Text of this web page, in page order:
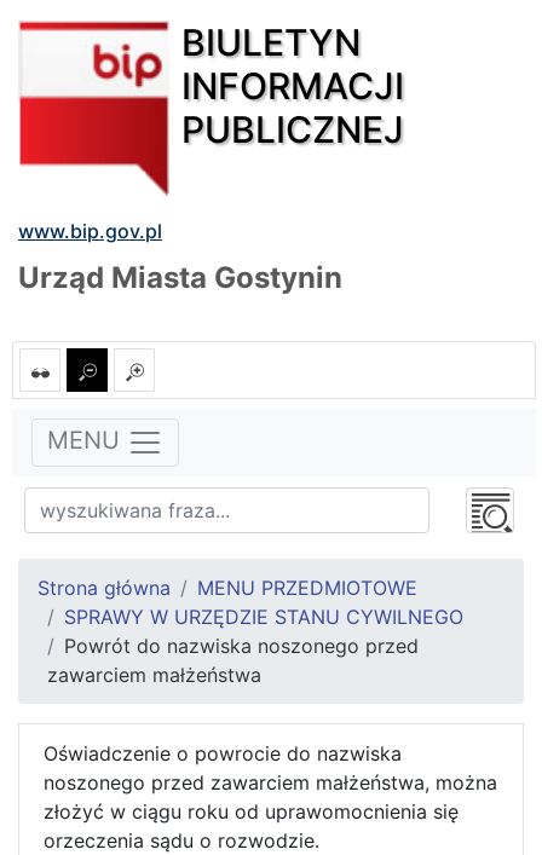
BIULETYN
INFORMACJI
PUBLICZNEJ
www.bip.gov.pl
Urząd Miasta Gostynin
MENU
Strona główna
MENU PRZEDMIOTOWE
SPRAWY W URZĘDZIE STANU CYWILNEGO
Powrót do nazwiska noszonego przed
zawarciem małżeństwa
Oświadczenie o powrocie do nazwiska
noszonego przed zawarciem małżeństwa, można
złożyć w ciągu roku od uprawomocnienia się
orzeczenia sądu o rozwodzie.